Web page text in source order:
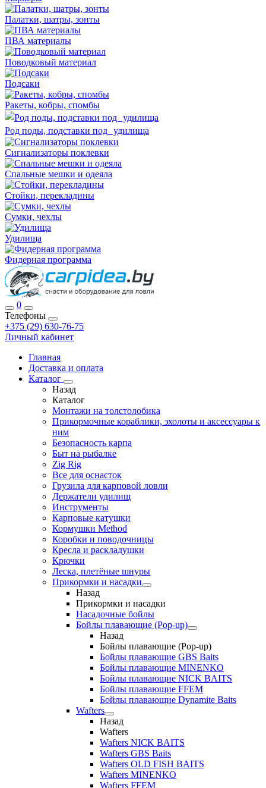
Палатки, шатры, зонты
ПВА материалы
Поводковый материал
Подсаки
Ракеты, кобры, спомбы
Род поды, подставки под удилища
Сигнализаторы поклевки
Спальные мешки и одеяла
Стойки, перекладины
Сумки, чехлы
Удилища
Фидерная программа
0
Телефоны
+375 (29) 630-76-75
Личный кабинет
Главная
Доставка и оплата
Каталог
Назад
Каталог
Монтажи на толстолобика
Прикормочные кораблики, эхолоты и аксессуары к
ним
Безопасность карпа
Быт на рыбалке
Zig Rig
Все для оснасток
Грузила для карповой ловли
Держатели удилищ
Инструменты
Карповые катушки
Кормушки Method
Коробки и поводочницы
Кресла и раскладушки
Крючки
Леска, плетёные шнуры
Прикормки и насадки
Назад
Прикормки и насадки
Насадочные бойлы
Бойлы плавающие (Pop-up)
Назад
Бойлы плавающие (Pop-up)
Бойлы плавающие GBS Baits
Бойлы плавающие MINENKO
Бойлы плавающие NICK BAITS
Бойлы плавающие FFEM
Бойлы плавающие Dynamite Baits
Wafters
Назад
Wafters
Wafters NICK BAITS
Wafters GBS Baits
Wafters OLD FISH BAITS
Wafters MINENKO
Wafters FFEM